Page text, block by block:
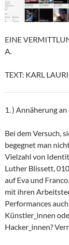
EINE
A.
TEXT: KARL
1. ) Annäherung
Bei dem Versuch,
begegnet man
Vielzahl von
Luther Blissett,
auf Eva und
mit ihren
Performances
Künstler_innen
Hacker_innen?